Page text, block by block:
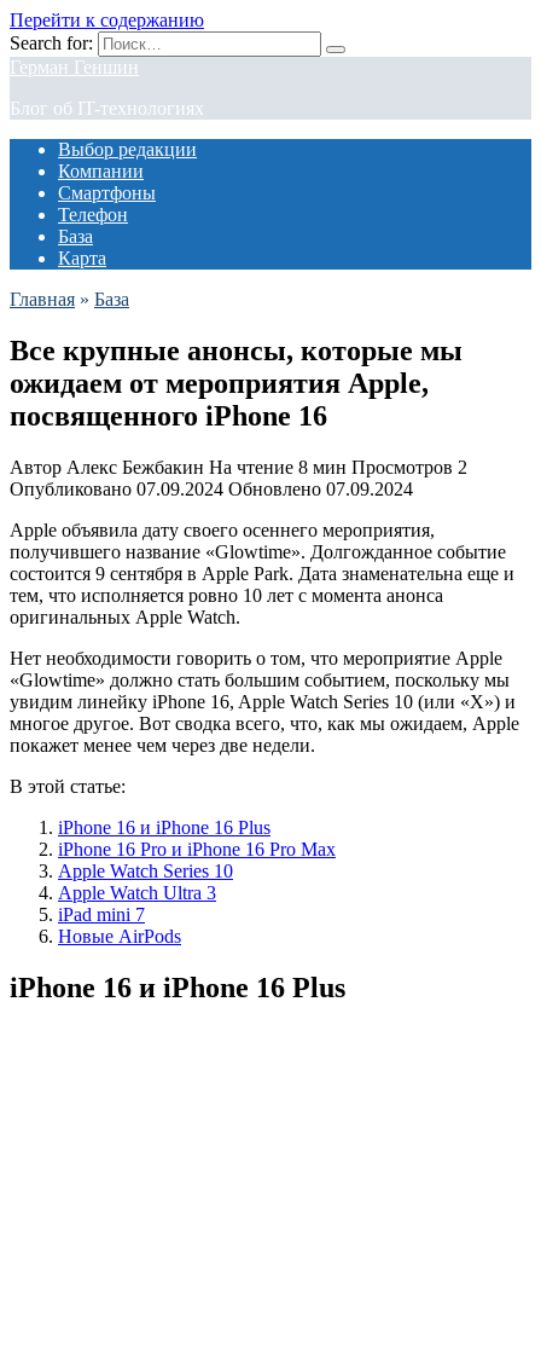
Перейти к содержанию
Search for:
Герман Геншин
Блог об IT-технологиях
Выбор редакции
Компании
Смартфоны
Телефон
База
Карта
Главная » База
Все крупные анонсы, которые мы
ожидаем от мероприятия Apple,
посвященного iPhone 16
Автор Алекс Бежбакин На чтение 8 мин Просмотров 2
Опубликовано 07.09.2024 Обновлено 07.09.2024
Apple объявила дату своего осеннего мероприятия,
получившего название «Glowtime». Долгожданное событие
состоится 9 сентября в Apple Park. Дата знаменательна еще и
тем, что исполняется ровно 10 лет с момента анонса
оригинальных Apple Watch.
Нет необходимости говорить о том, что мероприятие Apple
«Glowtime» должно стать большим событием, поскольку мы
увидим линейку iPhone 16, Apple Watch Series 10 (или «X») и
многое другое. Вот сводка всего, что, как мы ожидаем, Apple
покажет менее чем через две недели.
В этой статье:
iPhone 16 и iPhone 16 Plus
iPhone 16 Pro и iPhone 16 Pro Max
Apple Watch Series 10
Apple Watch Ultra 3
iPad mini 7
Новые AirPods
iPhone 16 и iPhone 16 Plus